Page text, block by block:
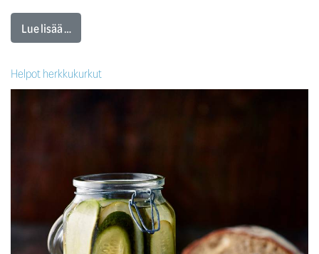
Lue lisää …
Helpot herkkukurkut